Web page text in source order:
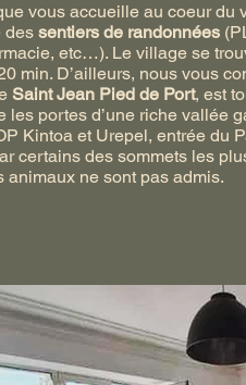
vous accueille au coeur du
des sentiers de randonnées
etc…). Le village se
min. D’ailleurs, nous vous
Saint Jean Pied de Port, est
portes d’une riche vallée
Kintoa et Urepel, entrée du
certains des sommets les
animaux ne sont pas admis.